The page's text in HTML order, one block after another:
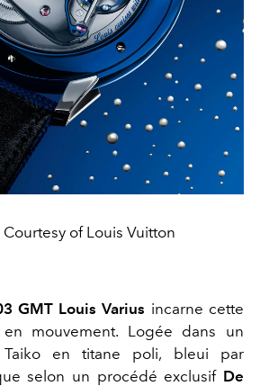
of Louis Vuitton
GMT Louis Varius incarne cette
mouvement. Logée dans un
Taiko en titane poli, bleui par
selon un procédé exclusif De